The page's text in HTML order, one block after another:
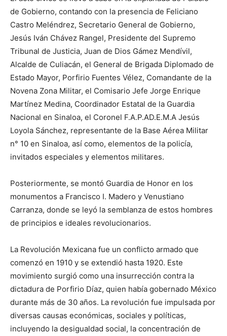
de Gobierno, contando con la presencia de Feliciano
Castro Meléndrez, Secretario General de Gobierno,
Jesús Iván Chávez Rangel, Presidente del Supremo
Tribunal de Justicia, Juan de Dios Gámez Mendívil,
Alcalde de Culiacán, el General de Brigada Diplomado de
Estado Mayor, Porfirio Fuentes Vélez, Comandante de la
Novena Zona Militar, el Comisario Jefe Jorge Enrique
Martínez Medina, Coordinador Estatal de la Guardia
Nacional en Sinaloa, el Coronel F.A.P.AD.E.M.A Jesús
Loyola Sánchez, representante de la Base Aérea Militar
n° 10 en Sinaloa, así como, elementos de la policía,
invitados especiales y elementos militares.
Posteriormente, se montó Guardia de Honor en los
monumentos a Francisco I. Madero y Venustiano
Carranza, donde se leyó la semblanza de estos hombres
de principios e ideales revolucionarios.
La Revolución Mexicana fue un conflicto armado que
comenzó en 1910 y se extendió hasta 1920. Este
movimiento surgió como una insurrección contra la
dictadura de Porfirio Díaz, quien había gobernado México
durante más de 30 años. La revolución fue impulsada por
diversas causas económicas, sociales y políticas,
incluyendo la desigualdad social, la concentración de